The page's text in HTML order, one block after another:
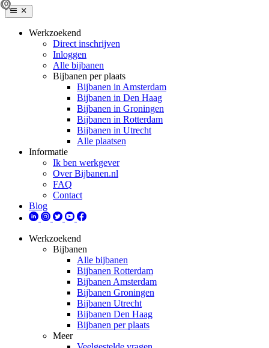
Werkzoekend
Direct inschrijven
Inloggen
Alle bijbanen
Bijbanen per plaats
Bijbanen in Amsterdam
Bijbanen in Den Haag
Bijbanen in Groningen
Bijbanen in Rotterdam
Bijbanen in Utrecht
Alle plaatsen
Informatie
Ik ben werkgever
Over Bijbanen.nl
FAQ
Contact
Blog
Werkzoekend
Bijbanen
Alle bijbanen
Bijbanen Rotterdam
Bijbanen Amsterdam
Bijbanen Groningen
Bijbanen Utrecht
Bijbanen Den Haag
Bijbanen per plaats
Meer